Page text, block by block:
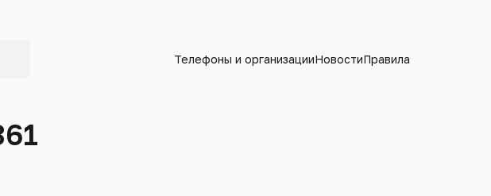
Телефоны и организацииНовостиПравила